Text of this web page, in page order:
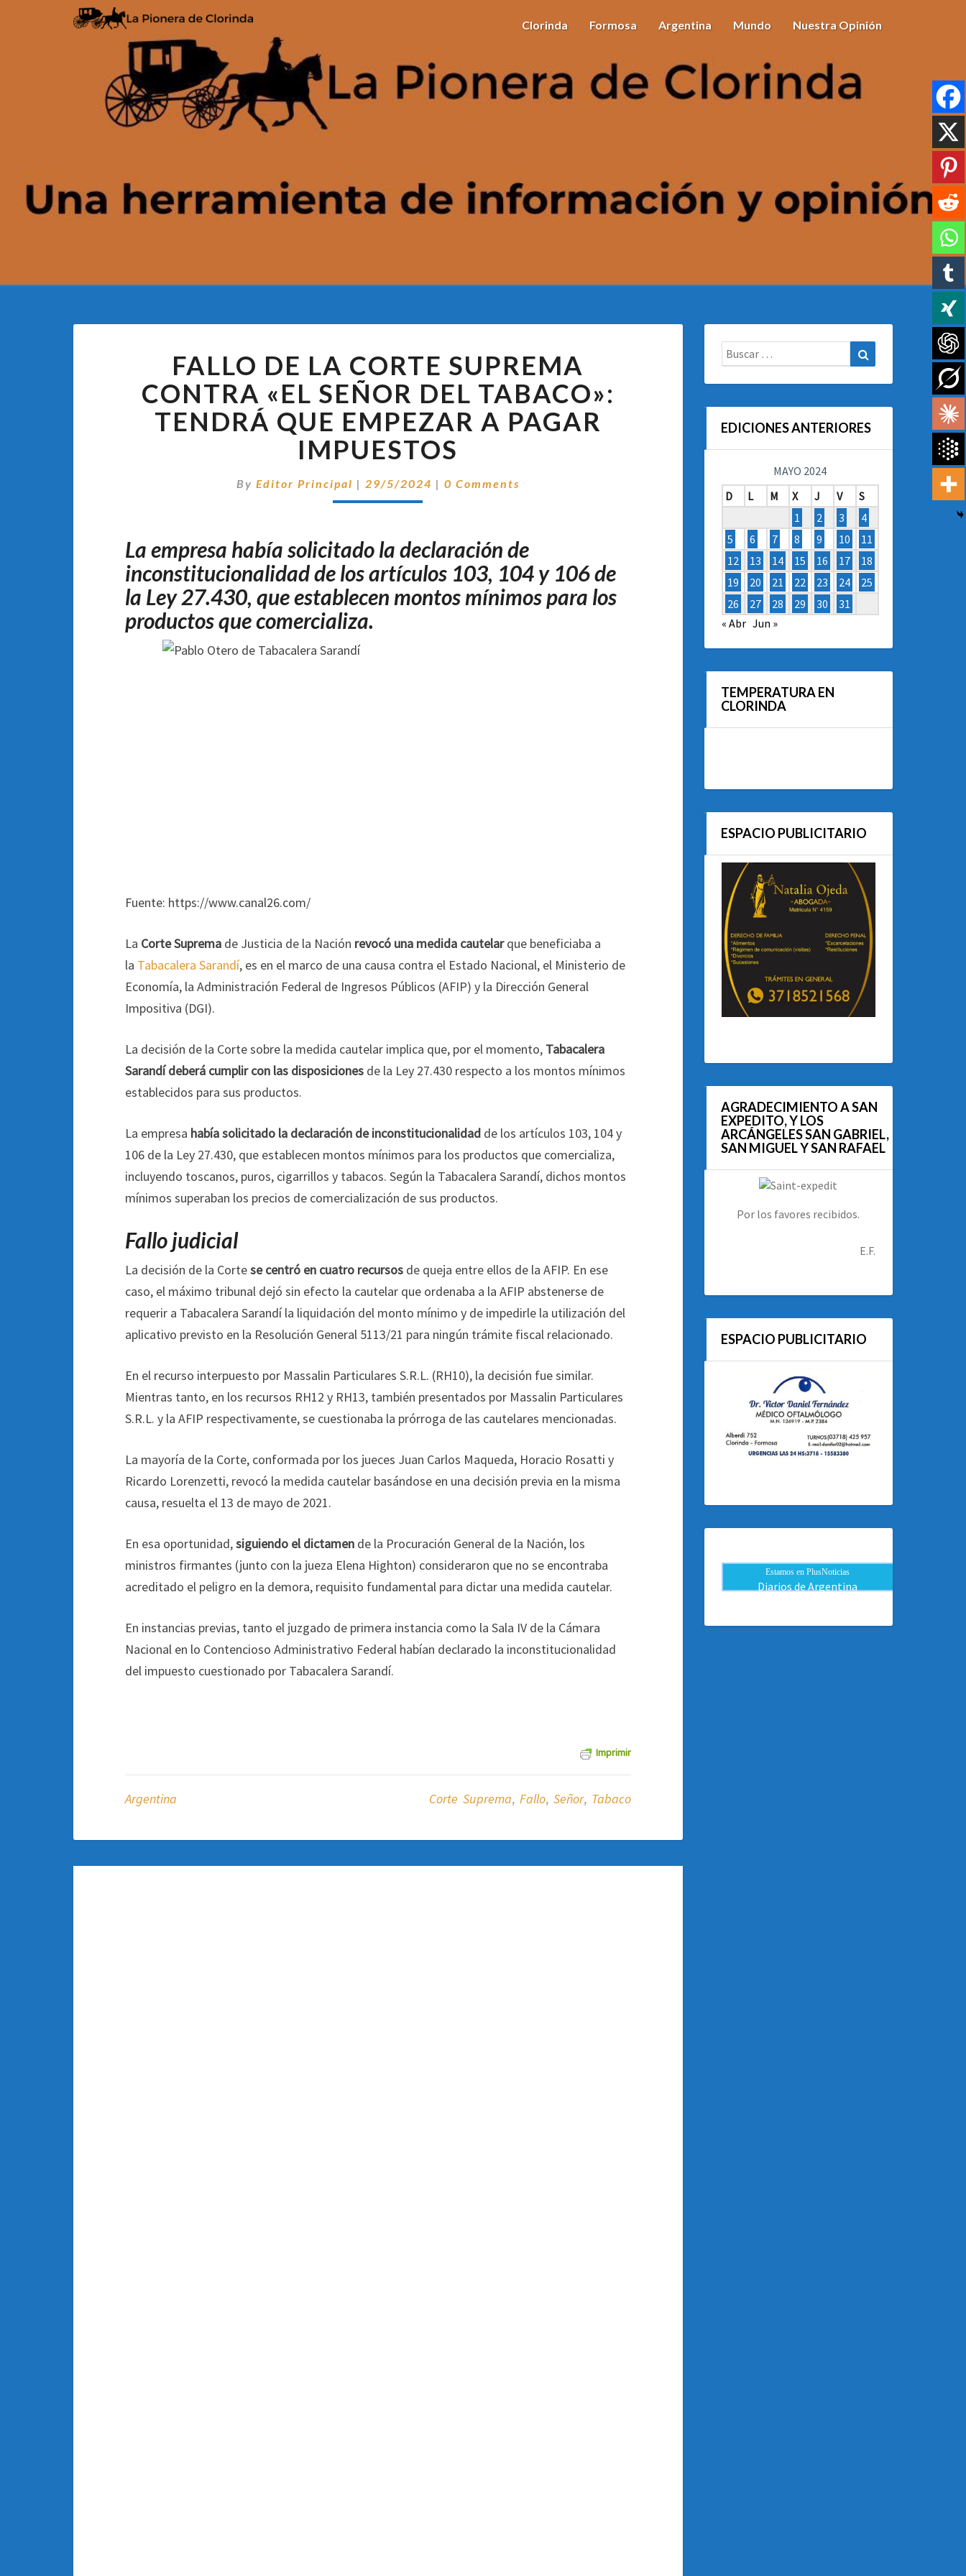
Clorinda Formosa Argentina Mundo Nuestra Opinión
DE
LA
CORTE
SUPREMA
CONTRA
«EL
DEL
TABACO»:
QUE
EMPEZAR
A
PAGAR
FALLO DE LA CORTE SUPREMA
CONTRA «EL SEÑOR DEL TABACO»:
TENDRÁ QUE EMPEZAR A PAGAR
IMPUESTOS
By Editor Principal | 29/5/2024 | Comentarios
0 Comments
La empresa había solicitado la declaración de
inconstitucionalidad de los artículos 103, 104 y 106 de
la Ley 27.430, que establecen montos mínimos para los
productos que comercializa.
Fuente: https://www.canal26.com/
La Corte Suprema de Justicia de la Nación revocó una medida cautelarque beneficiaba a
la Tabacalera Sarandí, es en el marco de una causa contra el Estado Nacional, el Ministerio de
Economía, la Administración Federal de Ingresos Públicos (AFIP) y la Dirección General
Impositiva (DGI).
La decisión de la Corte sobre la medida cautelar implica que, por el momento, Tabacalera
Sarandí deberá cumplir con las disposiciones de la Ley 27.430 respecto a los montos mínimos
establecidos para sus productos.
La empresa había solicitado la declaración de inconstitucionalidad de los artículos 103, 104 y
106 de la Ley 27.430, que establecen montos mínimos para los productos que comercializa,
incluyendo toscanos, puros, cigarrillos y tabacos. Según la Tabacalera Sarandí, dichos montos
mínimos superaban los precios de comercialización de sus productos.
Fallo judicial
La decisión de la Cortese centró en cuatro recursos de queja entre ellos de la AFIP. En ese
caso, el máximo tribunal dejó sin efecto la cautelar que ordenaba a la AFIP abstenerse de
requerir a Tabacalera Sarandí la liquidación del monto mínimo y de impedirle la utilización del
aplicativo previsto en la Resolución General 5113/21 para ningún trámite fiscal relacionado.
En el recurso interpuesto por Massalin Particulares S.R.L. (RH10), la decisión fue similar.
Mientras tanto, en los recursos RH12 y RH13, también presentados por Massalin Particulares
S.R.L. y la AFIP respectivamente, se cuestionaba la prórroga de las cautelares mencionadas.
La mayoría de la Corte, conformada por los jueces Juan Carlos Maqueda, Horacio Rosatti y
Ricardo Lorenzetti, revocó la medida cautelar basándose en una decisión previa en la misma
causa, resuelta el 13 de mayo de 2021.
En esa oportunidad,siguiendo el dictamen de la Procuración General de la Nación, los
ministros firmantes (junto con la jueza Elena Highton) consideraron que no se encontraba
acreditado el peligro en la demora, requisito fundamental para dictar una medida cautelar.
En instancias previas, tanto el juzgado de primera instancia como la Sala IV de la Cámara
Nacional en lo Contencioso Administrativo Federal habían declarado la inconstitucionalidad
del impuesto cuestionado por Tabacalera Sarandí.
Imprimir
Argentina Corte Suprema, Fallo, Señor, Tabaco
Buscar:
EDICIONES ANTERIORES
MAYO 2024
D
L M X J V
S
1
2 3
4
5
6 7 8 9 10
11
12
13 14 15 16 17
18
19
20 21 22 23 24
25
26
27 28 29 30
31
« Abr Jun »
TEMPERATURA EN
CLORINDA
ESPACIO PUBLICITARIO
AGRADECIMIENTO A SAN
EXPEDITO, Y LOS
ARCÁNGELES SAN GABRIEL,
SAN MIGUEL Y SAN RAFAEL
Por los favores recibidos.
E.F.
ESPACIO PUBLICITARIO
Estamos en PlusNoticias
Diarios de Argentina